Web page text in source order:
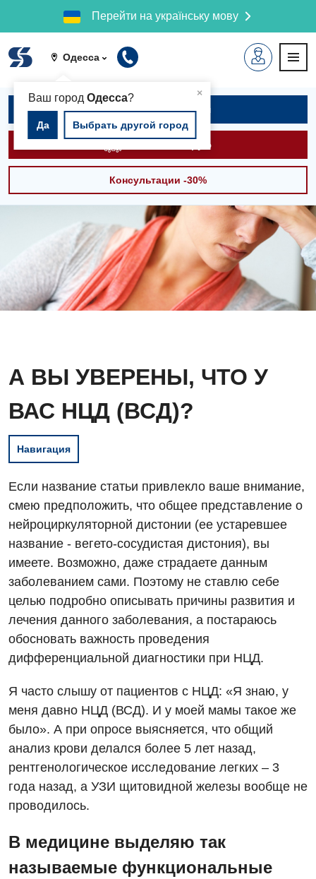
Перейти на українську мову
Одесса
×
Ваш город Одесса?
Да Выбрать другой город
Записаться на приём
Вызвать скорую
Консультации -30%
А ВЫ УВЕРЕНЫ, ЧТО У
ВАС НЦД (ВСД)?
Навигация
Если название статьи привлекло ваше внимание,
смею предположить, что общее представление о
нейроциркуляторной дистонии (ее устаревшее
название - вегето-сосудистая дистония), вы
имеете. Возможно, даже страдаете данным
заболеванием сами. Поэтому не ставлю себе
целью подробно описывать причины развития и
лечения данного заболевания, а постараюсь
обосновать важность проведения
дифференциальной диагностики при НЦД.
Я часто слышу от пациентов с НЦД: «Я знаю, у
меня давно НЦД (ВСД). И у моей мамы такое же
было». А при опросе выясняется, что общий
анализ крови делался более 5 лет назад,
рентгенологическое исследование легких – 3
года назад, а УЗИ щитовидной железы вообще не
проводилось.
В медицине выделяю так
называемые функциональные